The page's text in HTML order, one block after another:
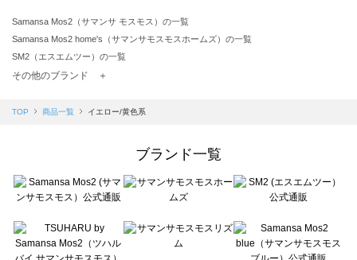
Samansa Mos2（サマンサ モスモス）の一覧
Samansa Mos2 home's（サマンサモスモスホームズ）の一覧
SM2（エスエムツー）の一覧
TSUHARU by Samansa Mos2（ツハルバイサマンサモスモス）の一覧
Samansa Mos2 blue（サマンサモスモス ブルー）の一覧
Te chichi（テチチ）の一覧
Te chichi CLASSIC（テチチ クラシック）の一覧
Lugnoncure（ルノンキュール）の一覧
BETTY'S BLUE（べティーズブルー）の一覧
その他のブランド ＋
TOP 商品一覧 イエロー/黄色系
ブランド一覧